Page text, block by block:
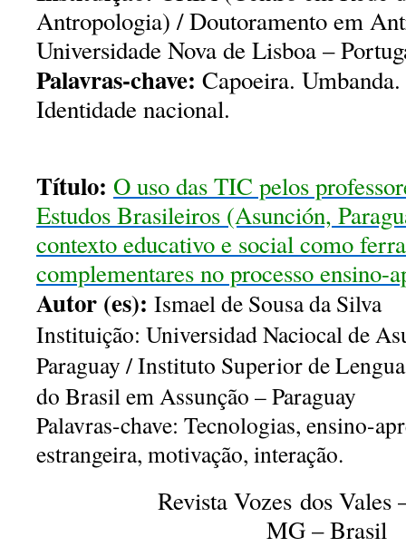
Antropologia) / Doutoramento em
Universidade Nova de Lisboa –
Palavras-chave: Capoeira.
Identidade nacional.
Título: O uso das TIC pelos
Estudos Brasileiros (Asunción,
contexto educativo e social como
complementares no processo ensino-
Autor (es): Ismael de Sousa da Silva
Instituição: Universidad Naciocal de
Paraguay /Instituto Superior de
do Brasil em Assunção – Paraguay
Palavras-chave: Tecnologias, ensino-
estrangeira, motivação, interação.
Revista Vozes dos
MG – Brasil